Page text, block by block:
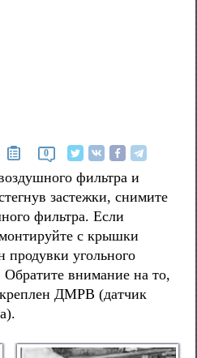
0
фильтра и
застежки, снимите
фильтра. Если
с крышки
продувки угольного
Обратите внимание на то,
ДМРВ (датчик